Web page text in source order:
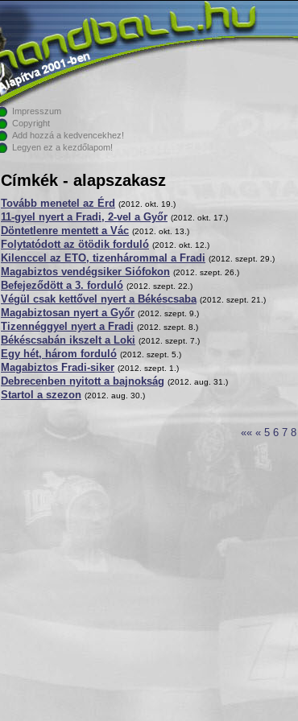
Impresszum
Copyright
Add hozzá a kedvencekhez!
Legyen ez a kezdőlapom!
Címkék - alapszakasz
Tovább menetel az Érd (2012. okt. 19.)
11-gyel nyert a Fradi, 2-vel a Győr (2012. okt. 17.)
Döntetlenre mentett a Vác (2012. okt. 13.)
Folytatódott az ötödik forduló (2012. okt. 12.)
Kilenccel az ETO, tizenhárommal a Fradi (2012. szept. 29.)
Magabiztos vendégsiker Siófokon (2012. szept. 26.)
Befejeződött a 3. forduló (2012. szept. 22.)
Végül csak kettővel nyert a Békéscsaba (2012. szept. 21.)
Magabiztosan nyert a Győr (2012. szept. 9.)
Tizennéggyel nyert a Fradi (2012. szept. 8.)
Békéscsabán ikszelt a Loki (2012. szept. 7.)
Egy hét, három forduló (2012. szept. 5.)
Magabiztos Fradi-siker (2012. szept. 1.)
Debrecenben nyitott a bajnokság (2012. aug. 31.)
Startol a szezon (2012. aug. 30.)
«« « 5 6 7 8